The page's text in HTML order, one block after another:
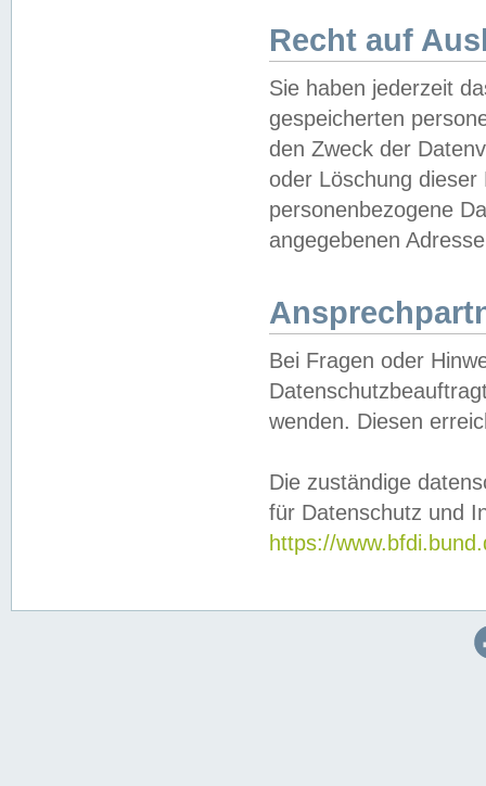
Recht auf
Sie haben jederzeit
gespeicherten
den Zweck der
oder Löschung
personenbezogene
angegebenen
Bei Fragen oder
wenden. Diesen
Die zuständige
für Datenschutz und
https://